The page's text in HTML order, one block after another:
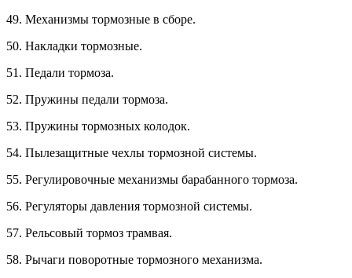
49. Механизмы тормозные в сборе.
50. Накладки тормозные.
51. Педали тормоза.
52. Пружины педали тормоза.
53. Пружины тормозных колодок.
54. Пылезащитные чехлы тормозной системы.
55. Регулировочные механизмы барабанного тормоза.
56. Регуляторы давления тормозной системы.
57. Рельсовый тормоз трамвая.
58. Рычаги поворотные тормозного механизма.